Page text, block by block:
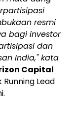
resmi
bagi investor
dan
India," kata
Capital
Lead